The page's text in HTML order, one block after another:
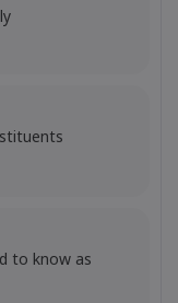
to know as